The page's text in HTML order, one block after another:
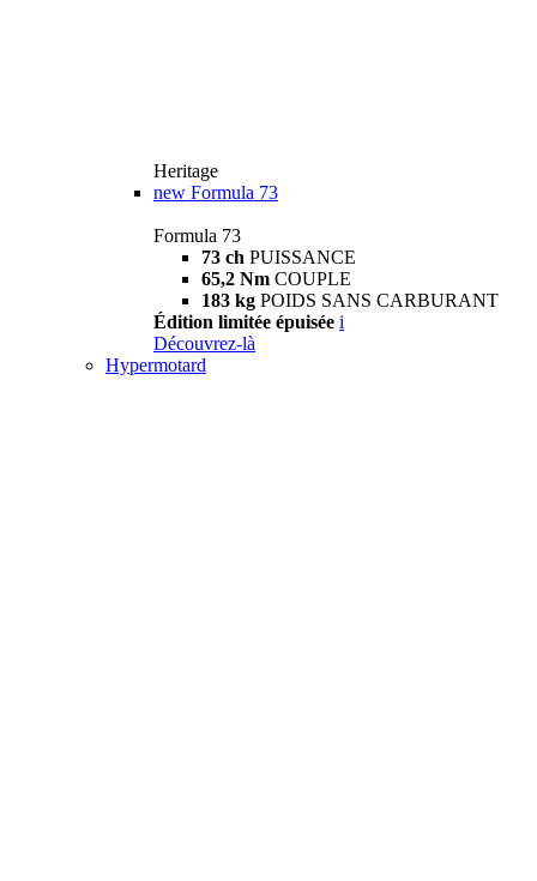
Heritage
new Formula 73
Formula 73
73 ch PUISSANCE
65,2 Nm COUPLE
183 kg POIDS SANS CARBURANT
Édition limitée épuisée i
Découvrez-là
Hypermotard